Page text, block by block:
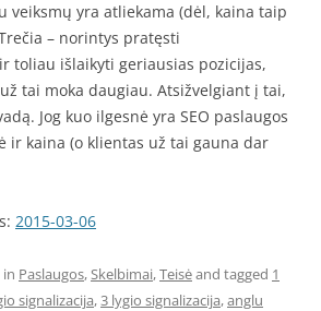
veiksmų yra atliekama (dėl, kaina taip
– norintys pratęsti
toliau išlaikyti geriausias pozicijas,
tai moka daugiau. Atsižvelgiant į tai,
Jog kuo ilgesnė yra SEO paslaugos
ir kaina (o klientas už tai gauna dar
2015-03-06
Paslaugos,Skelbimai,Teisėand tagged 1
signalizacija,3 lygio signalizacija,anglu